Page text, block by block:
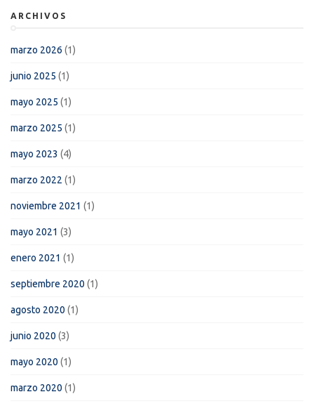
ARCHIVOS
marzo 2026 (1)
junio 2025 (1)
mayo 2025 (1)
marzo 2025 (1)
mayo 2023 (4)
marzo 2022 (1)
noviembre 2021 (1)
mayo 2021 (3)
enero 2021 (1)
septiembre 2020 (1)
agosto 2020 (1)
junio 2020 (3)
mayo 2020 (1)
marzo 2020 (1)